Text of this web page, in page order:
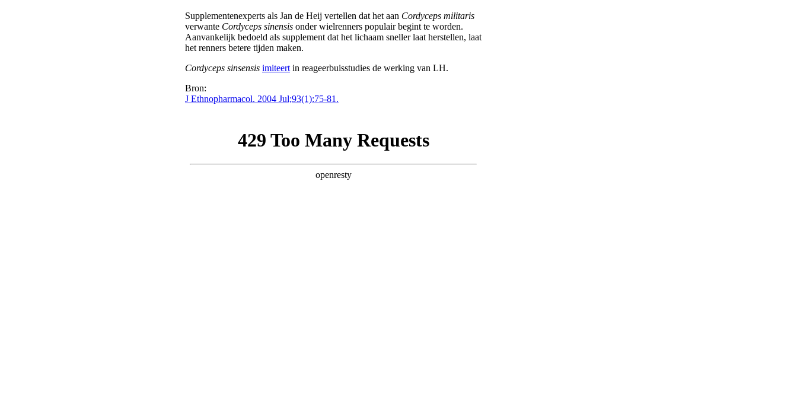
Supplementenexperts als Jan de Heij vertellen dat het aan Cordyceps militaris
verwante Cordyceps sinensis onder wielrenners populair begint te worden.
Aanvankelijk bedoeld als supplement dat het lichaam sneller laat herstellen, laat
het renners betere tijden maken.
Cordyceps sinsensis imiteert in reageerbuisstudies de werking van LH.
Bron:
J Ethnopharmacol. 2004 Jul;93(1):75-81.